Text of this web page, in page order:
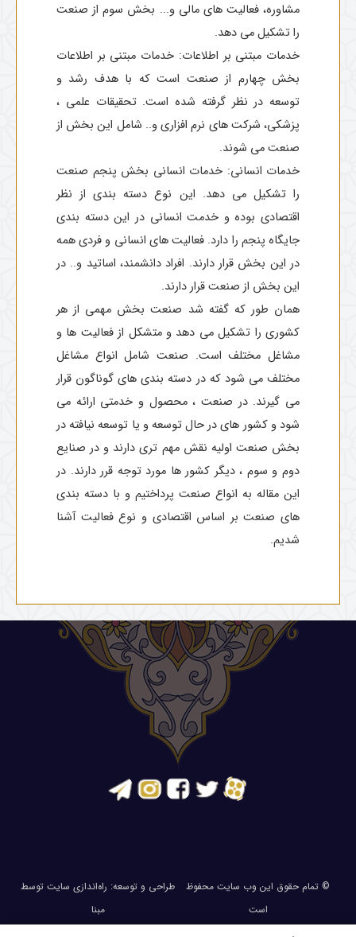
مشاوره، فعالیت های مالی و... بخش سوم از صنعت
را تشکیل می دهد.
خدمات مبتنی بر اطلاعات: خدمات مبتنی بر اطلاعات
بخش چهارم از صنعت است که با هدف رشد و
توسعه در نظر گرفته شده است. تحقیقات علمی ،
پزشکی، شرکت های نرم افزاری و.. شامل این بخش از
صنعت می شوند.
خدمات انسانی: خدمات انسانی بخش پنجم صنعت
را تشکیل می دهد. این نوع دسته بندی از نظر
اقتصادی بوده و خدمت انسانی در این دسته بندی
جایگاه پنجم را دارد. فعالیت های انسانی و فردی همه
در این بخش قرار دارند. افراد دانشمند، اساتید و.. در
این بخش از صنعت قرار دارند.
همان طور که گفته شد صنعت بخش مهمی از هر
کشوری را تشکیل می دهد و متشکل از فعالیت ها و
مشاغل مختلف است. صنعت شامل انواع مشاغل
مختلف می شود که در دسته بندی های گوناگون قرار
می گیرند. در صنعت ، محصول و خدمتی ارائه می
شود و کشور های در حال توسعه و یا توسعه نیافته در
بخش صنعت اولیه نقش مهم تری دارند و در صنایع
دوم و سوم ، دیگر کشور ها مورد توجه قرر دارند. در
این مقاله به انواع صنعت پرداختیم و با دسته بندی
های صنعت بر اساس اقتصادی و نوع فعالیت آشنا
شدیم.
© تمام حقوق این وب سایت محفوظ
است
طراحی و توسعه: راه‌اندازی سایت توسط
مبنا